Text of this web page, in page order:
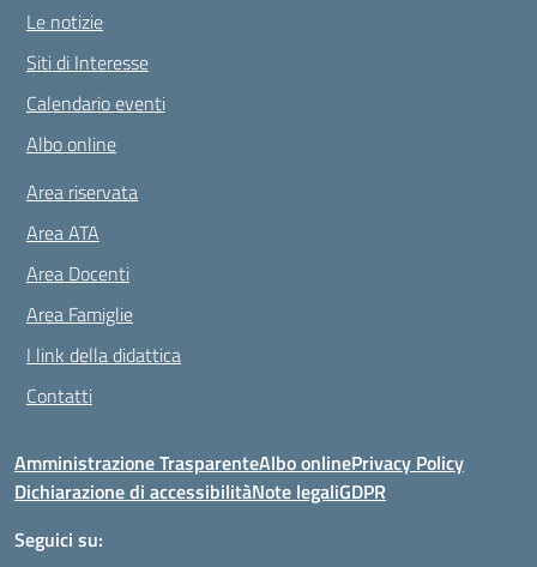
Le notizie
Siti di Interesse
Calendario eventi
Albo online
Area riservata
Area ATA
Area Docenti
Area Famiglie
I link della didattica
Contatti
Amministrazione TrasparenteAlbo onlinePrivacy Policy
Dichiarazione di accessibilitàNote legaliGDPR
Seguici su: